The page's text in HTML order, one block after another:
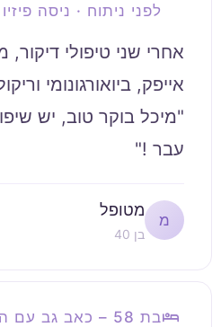
לפני ניתוח · ניסה
אחרי שני טיפולי
"מיכל בוקר טוב, יש
עבר !"
מ
מטופל
בן 40
בת 58 – כאב גב